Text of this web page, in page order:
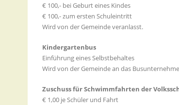
€ 100,- bei Geburt eines Kindes
€ 100,- zum ersten Schuleintritt
Wird von der Gemeinde veranlasst.
Kindergartenbus
Einführung eines Selbstbehaltes
Wird von der Gemeinde an das
Zuschuss für Schwimmfahrten der
€ 1,00 je Schüler und Fahrt